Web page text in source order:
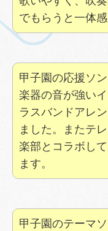
でもらうと一体
甲子園の応援ソ
楽器の音が強い
ラスバンドアレ
ました。またテ
楽部とコラボし
ます。
甲子園のテーマ